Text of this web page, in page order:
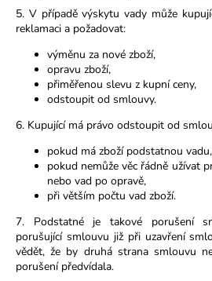
5. V případě výskytu vady může
reklamaci a požadovat:
výměnu za nové zboží,
opravu zboží,
přiměřenou slevu z kupní ceny,
odstoupit od smlouvy.
6. Kupující má právo odstoupit od
pokud má zboží podstatnou vadu,
pokud nemůže věc řádně užívat
nebo vad po opravě,
při větším počtu vad zboží.
7. Podstatné je takové porušení
porušující smlouvu již při uzavření
vědět, že by druhá strana smlouvu
porušení předvídala.